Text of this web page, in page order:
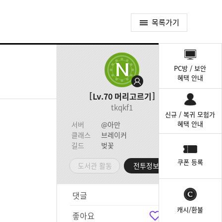
목록가기
Lv.70 머리고르기
tkqkf1
서버
@아만
클래스
브레이커
길드
벚꽃
도서관 활동 전투정보실
댓글
좋아요
PC방 / 보안
혜택 안내
신규 / 복귀 모험가
혜택 안내
쿠폰 등록
캐시/환불